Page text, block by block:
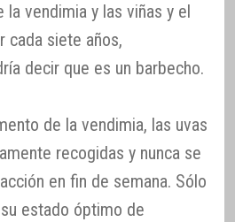
vendimia y las viñas y el
cada siete años,
decir que es un barbecho.
de la vendimia, las uvas
recogidas y nunca se
en fin de semana. Sólo
estado óptimo de